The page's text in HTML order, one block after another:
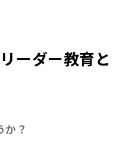
ーダー教育と
？